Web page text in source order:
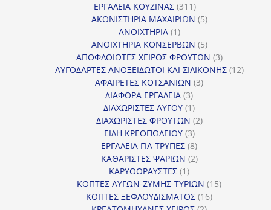
ΕΡΓΑΛΕΙΑ ΚΟΥΖΙΝΑΣ 311311
προϊόντα
ΑΚΟΝΙΣΤΗΡΙΑ ΜΑΧΑΙΡΙΩΝ 55
ΑΝΟΙΧΤΗΡΙΑ 11
προϊόν
ΑΝΟΙΧΤΗΡΙΑ ΚΟΝΣΕΡΒΩΝ 55
προϊόντα
ΑΠΟΦΛΟΙΩΤΕΣ ΧΕΙΡΟΣ ΦΡΟΥΤΩΝ 33
προϊόντα
ΑΥΓΟΔΑΡΤΕΣ ΑΝΟΞΕΙΔΩΤΟΙ ΚΑΙ ΣΙΛΙΚΟΝΗΣ 1212
ΑΦΑΙΡΕΤΕΣ ΚΟΤΣΑΝΙΩΝ 33
ΔΙΑΦΟΡΑ ΕΡΓΑΛΕΙΑ 33
προϊόντα
ΔΙΑΧΩΡΙΣΤΕΣ ΑΥΓΟΥ 11
προϊόν
ΔΙΑΧΩΡΙΣΤΕΣ ΦΡΟΥΤΩΝ 22
ΕΙΔΗ ΚΡΕΟΠΩΛΕΙΟΥ 33
προϊόντα
ΕΡΓΑΛΕΙΑ ΓΙΑ ΤΡΥΠΕΣ 88
προϊόντα
ΚΑΘΑΡΙΣΤΕΣ ΨΑΡΙΩΝ 22
ΚΑΡΥΟΘΡΑΥΣΤΕΣ 11
προϊόν
ΚΟΠΤΕΣ ΑΥΓΩΝ-ΖΥΜΗΣ-ΤΥΡΙΩΝ 1515
ΚΟΠΤΕΣ ΞΕΦΛΟΥΔΙΣΜΑΤΟΣ 1616